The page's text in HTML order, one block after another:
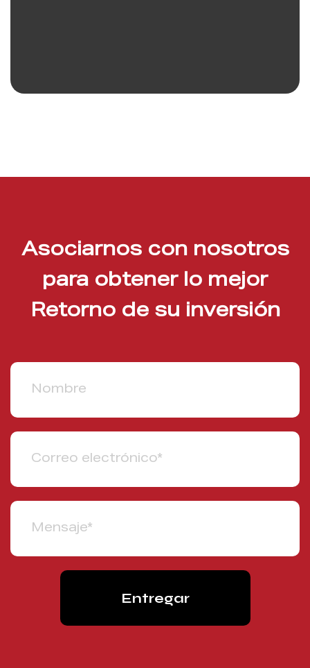
Asociarnos con nosotros
para obtener lo mejor
Retorno de su inversión